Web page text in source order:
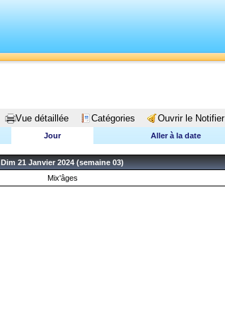
Vue détaillée Catégories Ouvrir le Notifier
Jour Aller à la date
Dim 21 Janvier 2024 (semaine 03)
Mix'âges